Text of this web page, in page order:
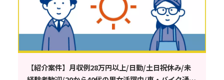
【紹介案件】月収例28万円以上/日勤/土日祝休み/未